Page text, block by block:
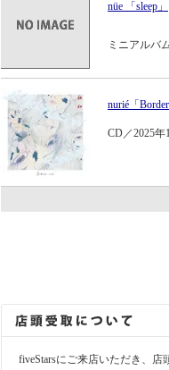
nüe 「sleep」
ミニアルバ
nurié「
CD／2025年
fiveStarsにご来店いただき、店